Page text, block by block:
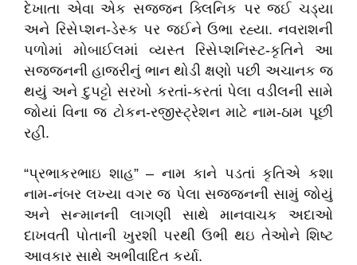
દેખાતા એવા એક સજ્જન ક્લિનિક પર જઈ ચડ્યા
અને રિસેપ્શન-ડેસ્ક પર જઈને ઉભા રહ્યા. નવરાશની
પળોમાં મોબાઈલમાં વ્યસ્ત રિસેપ્શનિસ્ટ-કૃતિને આ
સજ્જનની હાજરીનું ભાન થોડી ક્ષણો પછી અચાનક જ
થયું અને દુપટ્ટો સરખો કરતાં-કરતાં પેલા વડીલની સામે
જોયાં વિના જ ટોકન-રજીસ્ટ્રેશન માટે નામ-ઠામ પૂછી
રહી.
“પ્રભાકરભાઇ શાહ” – નામ કાને પડતાં કૃતિએ કશા
નામ-નંબર લખ્યા વગર જ પેલા સજ્જનની સામું જોયું
અને સન્માનની લાગણી સાથે માનવાચક અદાઓ
દાખવતી પોતાની ખુરશી પરથી ઉભી થઇ તેઓને શિષ્ટ
આવકાર સાથે અભીવાદિત કર્યા.